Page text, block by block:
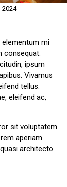
2024
elementum mi
consequat.
ipsum
Vivamus
tellus.
eleifend ac,
sit voluptatem
aperiam
architecto